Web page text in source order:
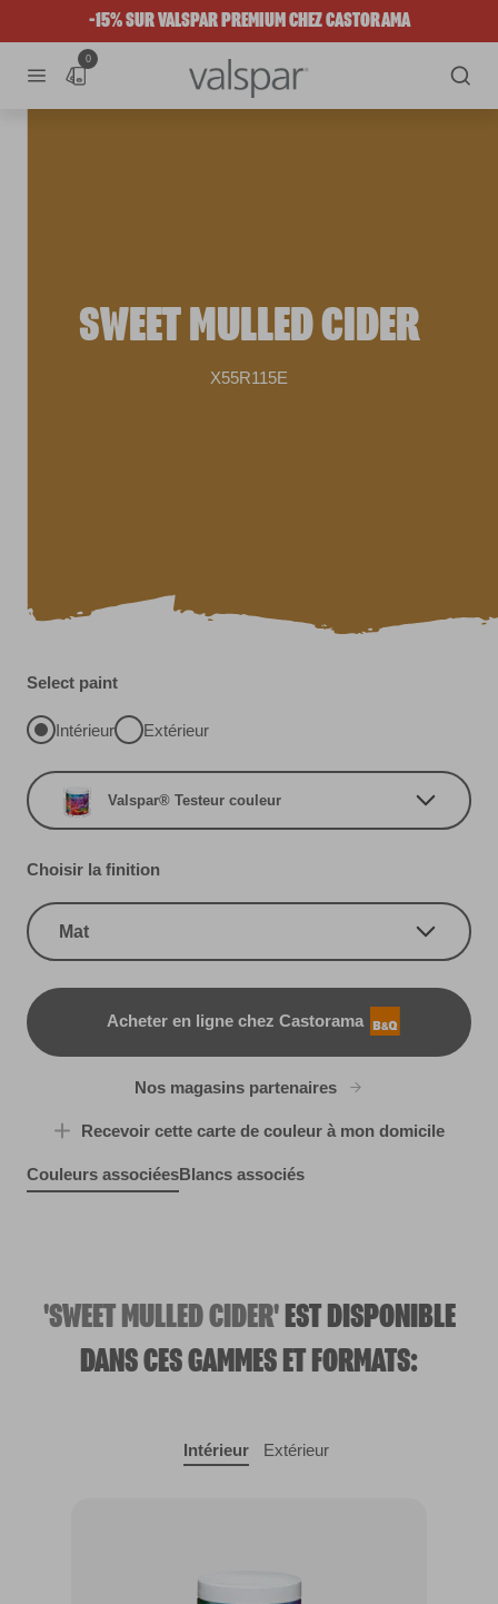
-15% SUR VALSPAR PREMIUM CHEZ CASTORAMA
0
SWEET MULLED CIDER
X55R115E
Select paint
Intérieur Extérieur
Valspar® Testeur couleur
Choisir la finition
Mat
Acheter en ligne chez Castorama
B&Q
Nos magasins partenaires
Recevoir cette carte de couleur à mon domicile
Couleurs associéesBlancs associés
'SWEET MULLED CIDER'EST DISPONIBLE
DANS CES GAMMES ET FORMATS:
Intérieur Extérieur